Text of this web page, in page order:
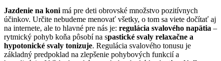
Jazdenie na koni má pre deti obrovské množstvo pozitívnych
účinkov. Určite nebudeme menovať všetky, o tom sa viete dočítať aj
na internete, ale to hlavné pre nás je: regulácia svalového napätia –
rytmický pohyb koňa pôsobí na spastické svaly relaxačne a
hypotonické svaly tonizuje. Regulácia svalového tonusu je
základný predpoklad na zlepšenie pohybových funkcií a